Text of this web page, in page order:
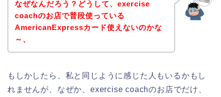
なぜなんだろう？どうして、exercise
coachのお店で普段使っている
AmericanExpressカード使えないのかな
～、
もしかしたら、私と同じように感じた人もいるかもし
れませんが、なぜか、exercise coachのお店でだけ、